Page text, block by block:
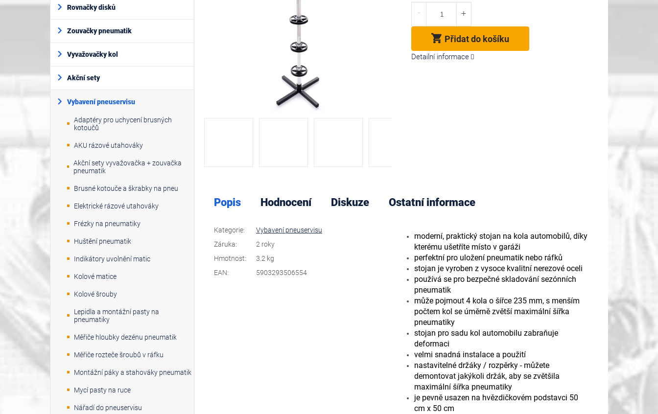
í
e
Rovnačky disků
Zouvačky pneumatik
Vyvažovačky kol
Akční sety
Vybavení pneuservisu
Adaptéry pro uchycení brusných
kotoučů
AKU rázové utahováky
Akční sety vyvažovačka + zouvačka
pneumatik
Brusné kotouče a škrabky na pneu
Elektrické rázové utahováky
Frézky na pneumatiky
Huštění pneumatik
Indikátory uvolnění matic
Kolové matice
Kolové šrouby
Lepidla a montážní pasty na
pneumatiky
Měřiče hloubky dezénu pneumatik
Měřiče rozteče šroubů v ráfku
Montážní páky a stahováky pneumatik
Mycí pasty na ruce
Nářadí do pneuservisu
Přidat do košíku
Detailní informace
Popis Hodnocení Diskuze Ostatní informace
moderní, praktický stojan na kola automobilů, díky
kterému ušetříte místo v garáži
perfektní pro uložení pneumatik nebo ráfků
stojan je vyroben z vysoce kvalitní nerezové oceli
používá se pro bezpečné skladování sezónních
pneumatik
může pojmout 4 kola o šířce 235 mm, s menším
počtem kol se úměrně zvětší maximální šířka
pneumatiky
stojan pro sadu kol automobilu zabraňuje
deformaci
velmi snadná instalace a použití
nastavitelné držáky / rozpěrky - můžete
demontovat jakýkoli držák, aby se zvětšila
maximální šířka pneumatiky
je pevně usazen na hvězdičkovém podstavci 50
cm x 50 cm
Kategorie:
Vybavení pneuservisu
Záruka:
2 roky
Hmotnost:
3.2 kg
EAN: 5903293506554